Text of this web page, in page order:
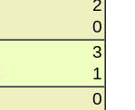
2
0
3
1
0